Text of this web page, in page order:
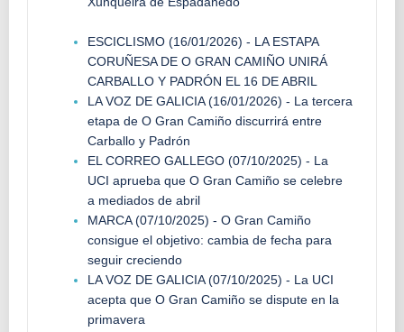
ESCICLISMO (16/01/2026) - LA ESTAPA
CORUÑESA DE O GRAN CAMIÑO UNIRÁ
CARBALLO Y PADRÓN EL 16 DE ABRIL
LA VOZ DE GALICIA (16/01/2026) - La tercera
etapa de O Gran Camiño discurrirá entre
Carballo y Padrón
EL CORREO GALLEGO (07/10/2025) - La
UCI aprueba que O Gran Camiño se celebre
a mediados de abril
MARCA (07/10/2025) - O Gran Camiño
consigue el objetivo: cambia de fecha para
seguir creciendo
LA VOZ DE GALICIA (07/10/2025) - La UCI
acepta que O Gran Camiño se dispute en la
primavera